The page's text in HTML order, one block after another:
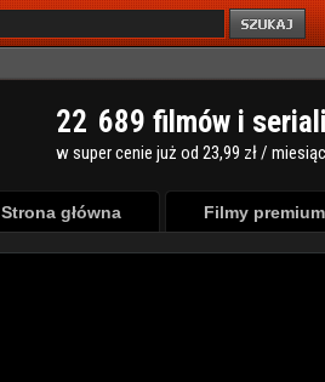
22 689 filmów i
w super cenie już od 23,99 zł / miesiąc
Strona główna Filmy premium